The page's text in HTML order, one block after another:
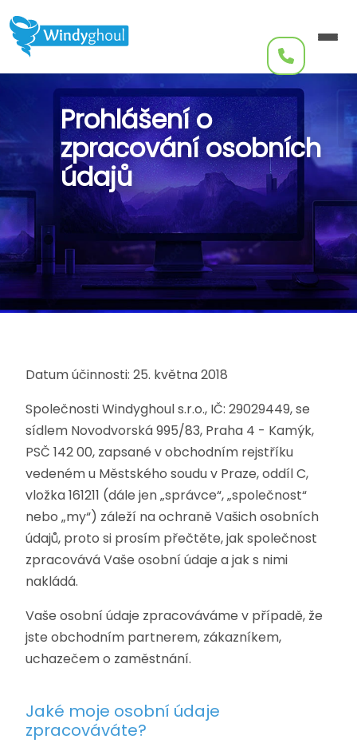
Internet
Televize
IT servis
SmartHome
Aktuality
Kontakt
Prohlášení o
zpracování osobních
údajů
Datum účinnosti: 25. května 2018
Společnosti Windyghoul s.r.o., IČ: 29029449, se
sídlem Novodvorská 995/83, Praha 4 - Kamýk,
PSČ 142 00, zapsané v obchodním rejstříku
vedeném u Městského soudu v Praze, oddíl C,
vložka 161211 (dále jen „správce“, „společnost“
nebo „my“) záleží na ochraně Vašich osobních
údajů, proto si prosím přečtěte, jak společnost
zpracovává Vaše osobní údaje a jak s nimi
nakládá.
Vaše osobní údaje zpracováváme v případě, že
jste obchodním partnerem, zákazníkem,
uchazečem o zaměstnání.
Jaké moje osobní údaje
zpracováváte?